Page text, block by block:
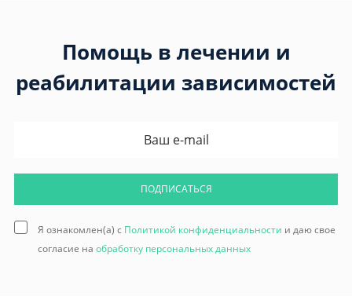
Помощь в лечении и
реабилитации зависимостей
ПОДПИСАТЬСЯ
Я ознакомлен(а) с Политикой конфиденциальности и даю свое
согласие на обработку персональных данных